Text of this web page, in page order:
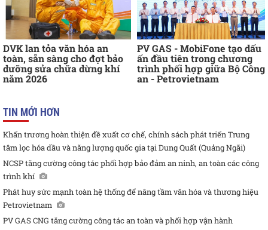
DVK lan tỏa văn hóa an
toàn, sẵn sàng cho đợt bảo
dưỡng sửa chữa dừng khí
năm 2026
PV GAS - MobiFone tạo dấu
ấn đầu tiên trong chương
trình phối hợp giữa Bộ Công
an - Petrovietnam
TIN MỚI HƠN
Khẩn trương hoàn thiện đề xuất cơ chế, chính sách phát triển Trung
tâm lọc hóa dầu và năng lượng quốc gia tại Dung Quất (Quảng Ngãi)
NCSP tăng cường công tác phối hợp bảo đảm an ninh, an toàn các công
trình khí
Phát huy sức mạnh toàn hệ thống để nâng tầm văn hóa và thương hiệu
Petrovietnam
PV GAS CNG tăng cường công tác an toàn và phối hợp vận hành